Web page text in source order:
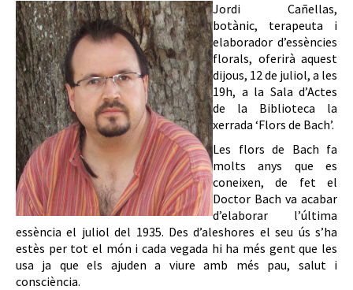
Jordi Cañellas,
botànic, terapeuta i
elaborador d’essències
florals, oferirà aquest
dijous, 12 de juliol, a les
19h, a la Sala d’Actes
de la Biblioteca la
xerrada ‘Flors de Bach’.
Les flors de Bach fa
molts anys que es
coneixen, de fet el
Doctor Bach va acabar
d’elaborar l’última
essència el juliol del 1935. Des d’aleshores el seu ús s’ha
estès per tot el món i cada vegada hi ha més gent que les
usa ja que els ajuden a viure amb més pau, salut i
consciència.